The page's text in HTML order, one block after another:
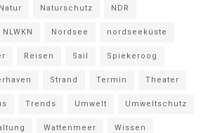
Natur Naturschutz NDR
NLWKN Nordsee nordseeküste
Reisen Sail Spiekeroog
Strand Termin Theater
Trends Umwelt Umweltschutz
Wattenmeer Wissen